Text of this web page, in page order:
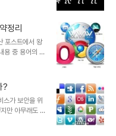
는 있을 수 없
현란한 몸짓
장치들의- 각본
역시 그랬을 겁
정도 알고 있
을까 의문과 궁
정리
포스트에서 왕
용 중 용어의 중
보에서 알지
약하다는 분
참고하여 몇
용되는 이미지
. 가장 많이 사용
으니... 관심
?
스가 보안을 위
만 아무래도 트
대에 인터넷